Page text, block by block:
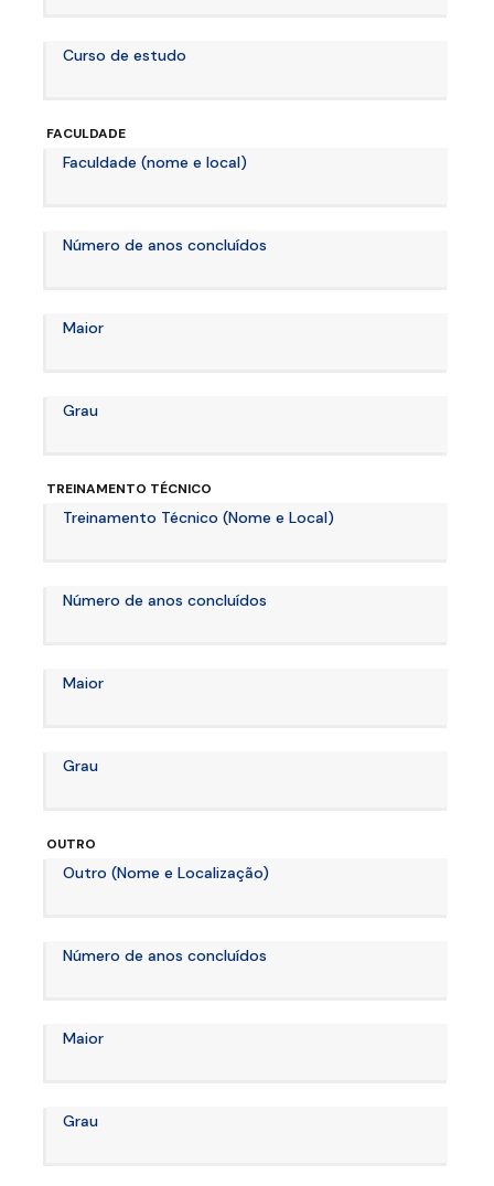
Curso de estudo
FACULDADE
Faculdade (nome e local)
Número de anos concluídos
Maior
Grau
TREINAMENTO TÉCNICO
Treinamento Técnico (Nome e Local)
Número de anos concluídos
Maior
Grau
OUTRO
Outro (Nome e Localização)
Número de anos concluídos
Maior
Grau